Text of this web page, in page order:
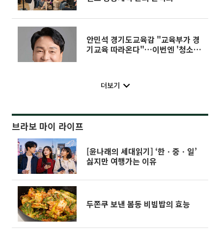
안민석 경기도교육감 "교육부가 경
기교육 따라온다"…이번엔 '청소년
더보기
브라보 마이 라이프
[윤나래의 세대읽기] ‘한ㆍ중ㆍ일’
싫지만 여행가는 이유
두쫀쿠 보낸 봄동 비빔밥의 효능